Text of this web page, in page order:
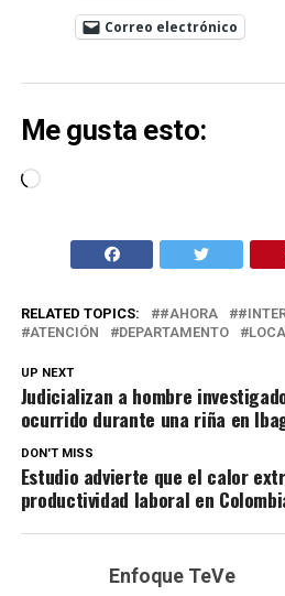
Correo electrónico
Me gusta esto:
Cargando...
RELATED TOPICS: #AHORA
ATENCIÓN
DEPARTAMENTO
UP NEXT
Judicializan a hombre
ocurrido durante una riña en
DON'T MISS
Estudio advierte que el calor
productividad laboral en
Enfoque TeVe